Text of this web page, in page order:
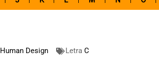
Human Design Letra C